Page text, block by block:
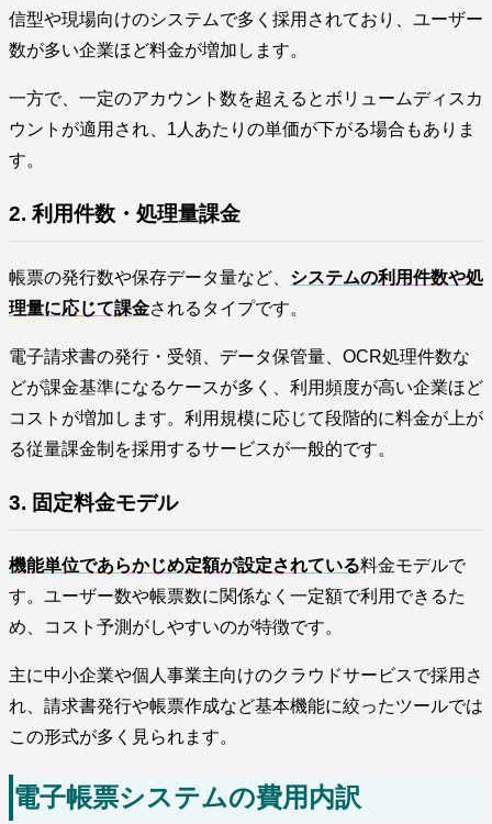
信型や現場向けのシステムで多く採用されており、ユーザー
数が多い企業ほど料金が増加します。
一方で、一定のアカウント数を超えるとボリュームディスカ
ウントが適用され、1人あたりの単価が下がる場合もありま
す。
2. 利用件数・処理量課金
帳票の発行数や保存データ量など、 システムの利用件数や処
理量に応じて課金されるタイプです。
電子請求書の発行・受領、データ保管量、OCR処理件数な
どが課金基準になるケースが多く、利用頻度が高い企業ほど
コストが増加します。利用規模に応じて段階的に料金が上が
る従量課金制を採用するサービスが一般的です。
3. 固定料金モデル
機能単位であらかじめ定額が設定されている料金モデルで
す。ユーザー数や帳票数に関係なく一定額で利用できるた
め、コスト予測がしやすいのが特徴です。
主に中小企業や個人事業主向けのクラウドサービスで採用さ
れ、請求書発行や帳票作成など基本機能に絞ったツールでは
この形式が多く見られます。
電子帳票システムの費用内訳